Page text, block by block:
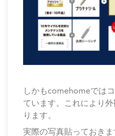
しかもcomehomeでは
ています。これにより
ります。
実際の写真貼っておき